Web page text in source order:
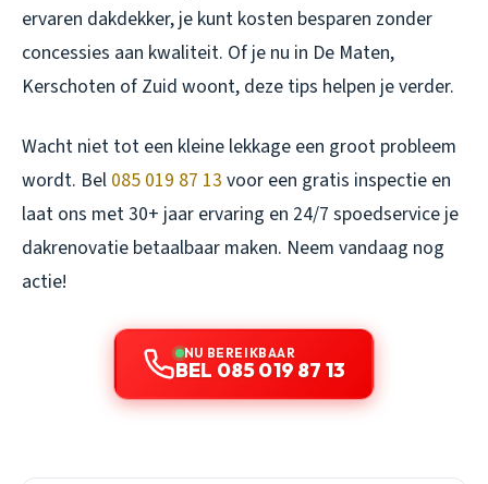
ervaren dakdekker, je kunt kosten besparen zonder
concessies aan kwaliteit. Of je nu in De Maten,
Kerschoten of Zuid woont, deze tips helpen je verder.
Wacht niet tot een kleine lekkage een groot probleem
wordt. Bel 085 019 87 13 voor een gratis inspectie en
laat ons met 30+ jaar ervaring en 24/7 spoedservice je
dakrenovatie betaalbaar maken. Neem vandaag nog
actie!
NU BEREIKBAAR
BEL 085 019 87 13